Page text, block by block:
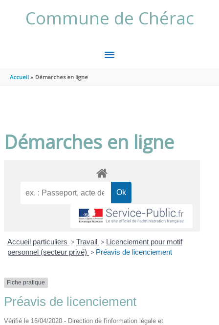
Commune de Chérac
MENU
Accueil Démarches en ligne
Démarches en ligne
Accueil particuliers > Travail > Licenciement pour motif
personnel (secteur privé) > Préavis de licenciement
Fiche pratique
Préavis de licenciement
Vérifié le 16/04/2020 - Direction de l'information légale et